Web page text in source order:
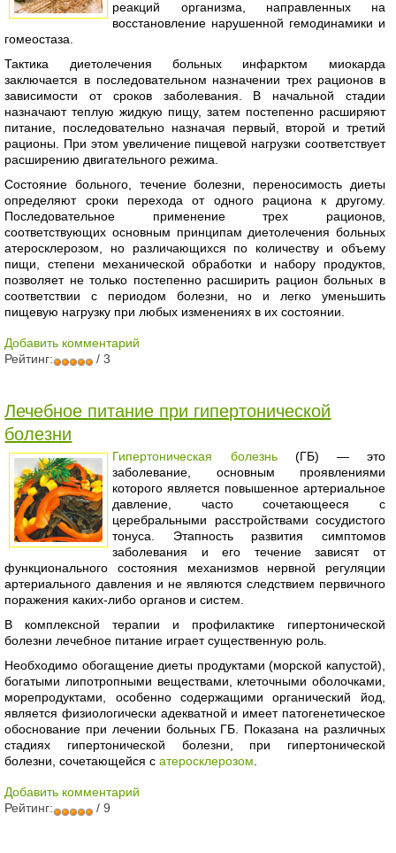
реакций организма, направленных на
восстановление нарушенной гемодинамики и
гомеостаза.
Тактика диетолечения больных инфарктом миокарда
заключается в последовательном назначении трех рационов в
зависимости от сроков заболевания. В начальной стадии
назначают теплую жидкую пищу, затем постепенно расширяют
питание, последовательно назначая первый, второй и третий
рационы. При этом увеличение пищевой нагрузки соответствует
расширению двигательного режима.
Состояние больного, течение болезни, переносимость диеты
определяют сроки перехода от одного рациона к другому.
Последовательное применение трех рационов,
соответствующих основным принципам диетолечения больных
атеросклерозом, но различающихся по количеству и объему
пищи, степени механической обработки и набору продуктов,
позволяет не только постепенно расширить рацион больных в
соответствии с периодом болезни, но и легко уменьшить
пищевую нагрузку при любых изменениях в их состоянии.
Добавить комментарий
Рейтинг:
/ 3
Лечебное питание при гипертонической
болезни
Гипертоническая болезнь(ГБ) — это
заболевание, основным проявлениями
которого является повышенное артериальное
давление, часто сочетающееся с
церебральными расстройствами сосудистого
тонуса. Этапность развития симптомов
заболевания и его течение зависят от
функционального состояния механизмов нервной регуляции
артериального давления и не являются следствием первичного
поражения каких-либо органов и систем.
В комплексной терапии и профилактике гипертонической
болезни лечебное питание играет существенную роль.
Необходимо обогащение диеты продуктами (морской капустой),
богатыми липотропными веществами, клеточными оболочками,
морепродуктами, особенно содержащими органический йод,
является физиологически адекватной и имеет патогенетическое
обоснование при лечении больных ГБ. Показана на различных
стадиях гипертонической болезни, при гипертонической
болезни, сочетающейся сатеросклерозом
Добавить комментарий
Рейтинг:
/ 9